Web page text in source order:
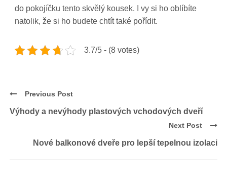
do pokojíčku tento skvělý kousek. I vy si ho oblíbíte
natolik, že si ho budete chtít také pořídit.
3.7/5 - (8 votes)
Previous Post
Výhody a nevýhody plastových vchodových dveří
Next Post
Nové balkonové dveře pro lepší tepelnou izolaci